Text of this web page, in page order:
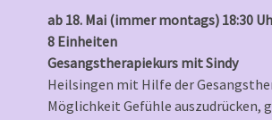
ab 18. Mai (immer montags) 18:30
8 Einheiten
Gesangstherapiekurs mit Sindy
Heilsingen mit Hilfe der
Möglichkeit Gefühle auszudrücken,